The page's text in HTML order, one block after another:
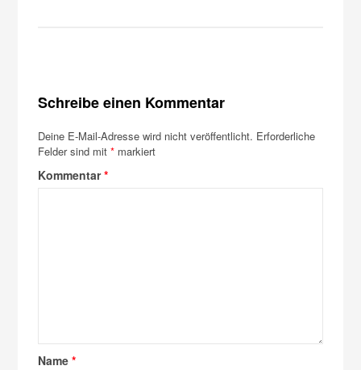
Schreibe einen Kommentar
Deine E-Mail-Adresse wird nicht veröffentlicht. Erforderliche
Felder sind mit* markiert
Kommentar*
Name*